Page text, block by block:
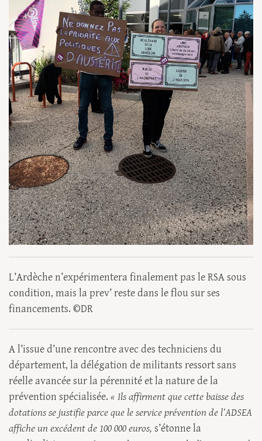
L’Ardèche n’expérimentera finalement pas le RSA sous
condition, mais la prev’ reste dans le flou sur ses
financements. ©DR
A l’issue d’une rencontre avec des techniciens du
département, la délégation de militants ressort sans
réelle avancée sur la pérennité et la nature de la
prévention spécialisée. « Ils affirment que cette baisse des
dotations se justifie parce que le service prévention de l’ADSEA
affiche un excédent de 100 000 euros, s’étonne la